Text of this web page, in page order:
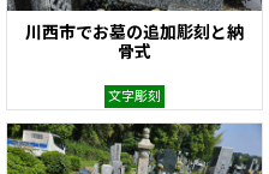
川西市でお墓の追加彫刻と納
骨式
文字彫刻